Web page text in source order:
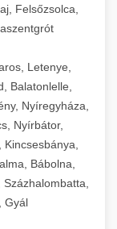
Felsőzsolca,
Letenye,
Balatonlelle,
Nyíregyháza,
Nyírbátor,
Bábolna,
Gyál